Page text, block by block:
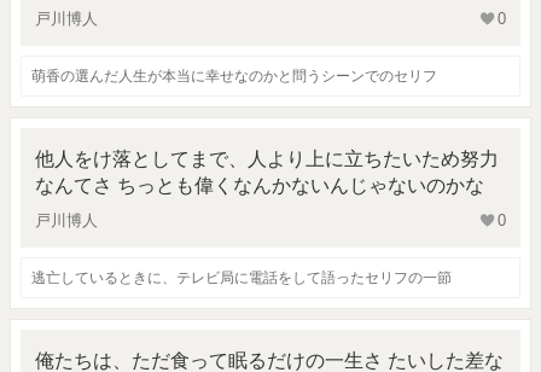
戸川博人 0
萌香の選んだ人生が本当に幸せなのかと問うシーンでのセリフ
他人をけ落としてまで、人より上に立ちたいため努力
なんてさ ちっとも偉くなんかないんじゃないのかな
戸川博人 0
逃亡しているときに、テレビ局に電話をして語ったセリフの一節
俺たちは、ただ食って眠るだけの一生さ たいした差な